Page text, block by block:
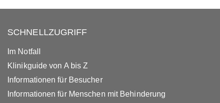
SCHNELLZUGRIFF
Im Notfall
Klinikguide von A bis Z
Informationen für Besucher
Informationen für Menschen mit Behinderung